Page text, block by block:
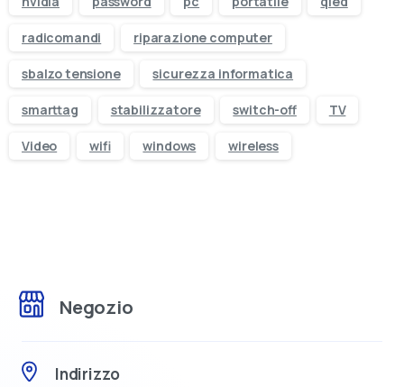
radicomandi riparazione computer
sbalzo tensione sicurezza informatica
smarttag stabilizzatore switch-off TV
Video wifi windows wireless
Negozio
Indirizzo
Ampia scelta di Informatica, Elettronica, TV,